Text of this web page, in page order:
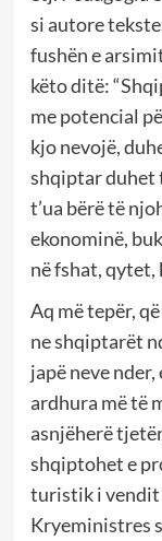
si autore
fushën e
këto ditë:
me potencial
kjo nevojë,
shqiptar duhet
t’ua bërë të
ekonominë,
në fshat, qytet,
Aq më tepër,
ne shqiptarët
japë neve
ardhura më të
asnjëherë
shqiptohet e
turistik i vendit
Kryeministres